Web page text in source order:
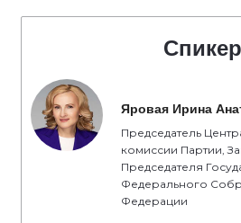
Спикер
Яровая Ирина
Председатель
комиссии Партии,
Председателя
Федерального
Федерации